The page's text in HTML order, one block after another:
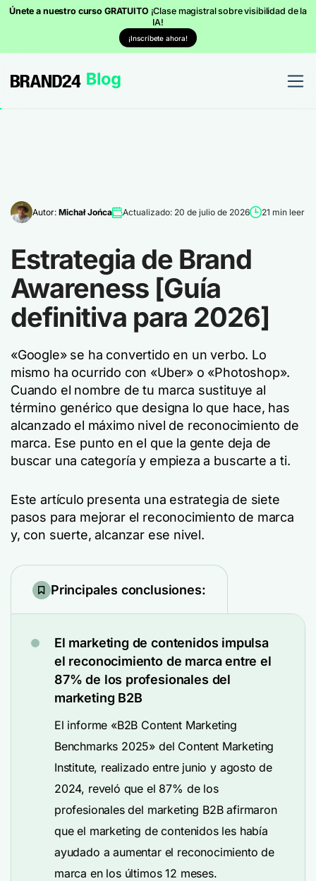
Únete a nuestro curso GRATUITO ¡Clase magistral sobre visibilidad de la
IA!
¡Inscríbete ahora!
Autor: Michał Jońca Actualizado: 20 de julio de 2026 21 min leer
Estrategia de Brand
Awareness [Guía
definitiva para 2026]
«Google» se ha convertido en un verbo. Lo
mismo ha ocurrido con «Uber» o «Photoshop».
Cuando el nombre de tu marca sustituye al
término genérico que designa lo que hace, has
alcanzado el máximo nivel de reconocimiento de
marca. Ese punto en el que la gente deja de
buscar una categoría y empieza a buscarte a ti.
Este artículo presenta una estrategia de siete
pasos para mejorar el reconocimiento de marca
y, con suerte, alcanzar ese nivel.
Principales conclusiones:
El marketing de contenidos impulsa
el reconocimiento de marca entre el
87% de los profesionales del
marketing B2B
El informe «B2B Content Marketing
Benchmarks 2025» del Content Marketing
Institute, realizado entre junio y agosto de
2024, reveló que el 87% de los
profesionales del marketing B2B afirmaron
que el marketing de contenidos les había
ayudado a aumentar el reconocimiento de
marca en los últimos 12 meses.